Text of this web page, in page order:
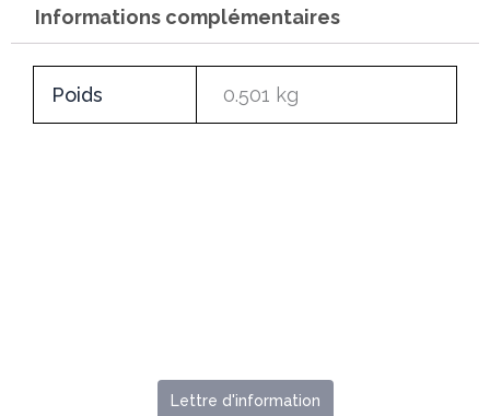
kéfir
d'eau
Informations complémentaires
Poids 0.501 kg
Lettre d'information